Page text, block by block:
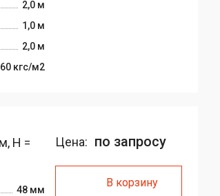
2,0 м
1,0 м
2,0 м
кгс/м2
H =
48 мм
Цена: по запросу
В корзину